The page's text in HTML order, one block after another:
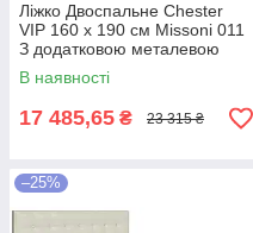
Ліжко Двоспальне Chester
VIP 160 х 190 см Missoni 011
З додатковою металевою
цільнозварною рамою
Темно-коричневий
В наявності
17 485,65 ₴ 23 315 ₴
–25%